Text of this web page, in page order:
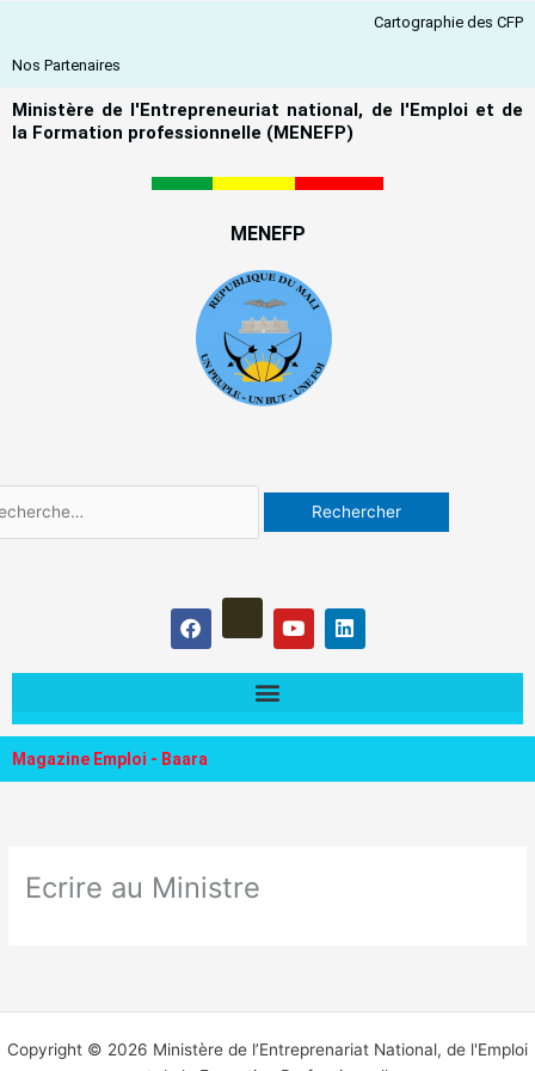
contenu
Cartographie des CFP
Nos Partenaires
Ministère de l'Entrepreneuriat national, de l'Emploi et de
la Formation professionnelle (MENEFP)
MENEFP
:
F
a
c
e
o
Y
o
u
t
e
L
i
n
k
i
Magazine Emploi - Baara
Ecrire au Ministre
Copyright © 2026 Ministère de l’Entreprenariat National, de l'Emploi